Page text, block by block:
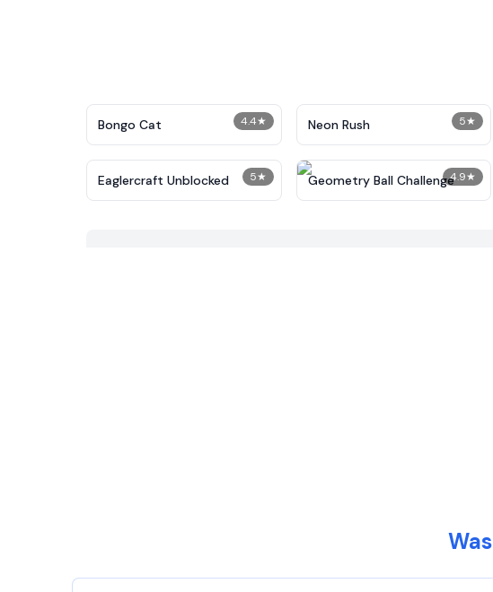
4.4★
Bongo Cat 5★
Neon Rush
5★
Eaglercraft Unblocked 4.9★
Geometry Ball Challenge